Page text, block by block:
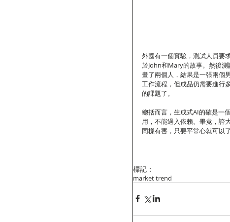
外國有一個實驗，測試人員要
於John和Mary的故事。然後
畫了兩個人，結果是一張兩個
工作流程，但成品仍需要進行
的課題了。
總括而言，生成式AI的確是一
用，不能過入依賴。畢竟，誇
同樣有害，只要平常心就可以了
標記：
market trend